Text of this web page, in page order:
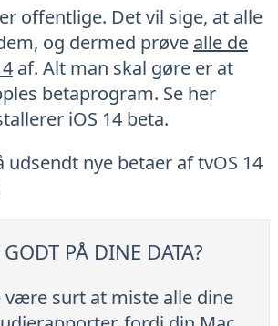
offentlige. Det vil sige, at alle
og dermed prøve alle de
af. Alt man skal gøre er at
betaprogram. Se her
iOS 14 beta.
udsendt nye betaer af tvOS 14
GODT PÅ DINE DATA?
være surt at miste alle dine